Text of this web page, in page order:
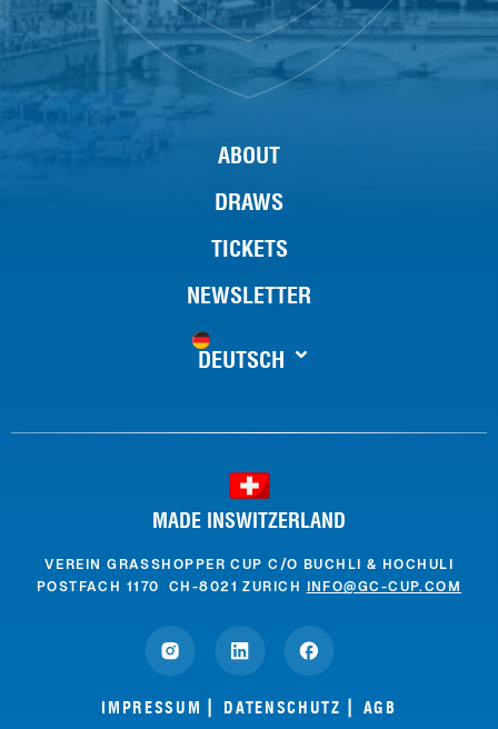
ABOUT
DRAWS
TICKETS
NEWSLETTER
DEUTSCH
MADE INSWITZERLAND
VEREIN GRASSHOPPER CUP C/O BUCHLI & HOCHULI
POSTFACH 1170 CH-8021 ZURICH INFO@GC-CUP.COM
IMPRESSUM DATENSCHUTZ AGB